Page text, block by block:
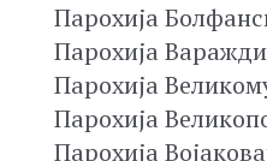
Парохија
Парохија
Парохија
Парохија
Парохија